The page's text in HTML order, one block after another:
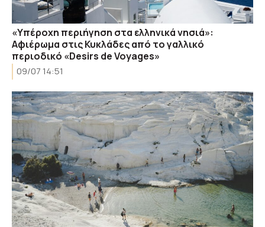
«Υπέροχη περιήγηση στα ελληνικά νησιά»:
Αφιέρωμα στις Κυκλάδες από το γαλλικό
περιοδικό «Desirs de Voyages»
09/07 14:51